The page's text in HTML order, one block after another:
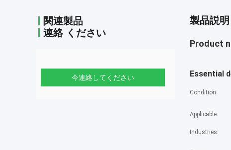
関連製品
連絡 ください
今連絡してください
製品説明
Product
Essential
Condition:
Applicable
Industries: